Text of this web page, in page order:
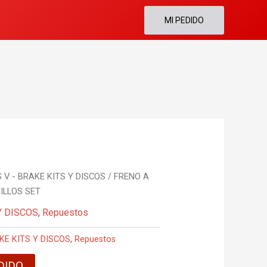
MI PEDIDO
V - BRAKE KITS Y DISCOS / FRENO A
SET
DISCOS, Repuestos
KITS Y DISCOS, Repuestos